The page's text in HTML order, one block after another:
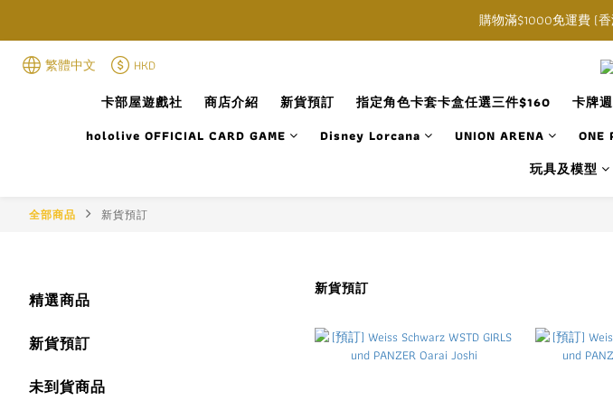
購物滿$1000免運費 (
購物滿$1000免運費 (
指定角色卡套卡
購物滿$1000免運費 (
繁體中文
HKD
卡部屋遊戲社
商店介紹 新貨預訂 指定角色卡套卡盒任選三件$160 卡牌
hololive OFFICIAL CARD GAME
Disney Lorcana UNION ARENA ONE
玩具及模型
全部商品 新貨預訂
精選商品
新貨預訂
未到貨商品
新貨預訂